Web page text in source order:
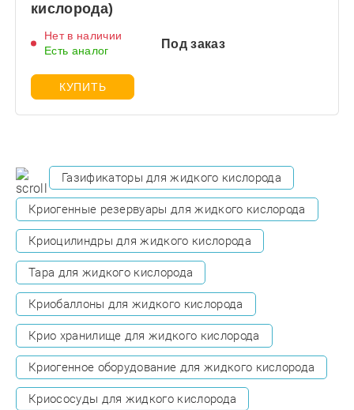
кислорода)
Нет в наличии
Есть аналог
Под заказ
КУПИТЬ
Газификаторы для жидкого кислорода
Криогенные резервуары для жидкого кислорода
Криоцилиндры для жидкого кислорода
Тара для жидкого кислорода
Криобаллоны для жидкого кислорода
Крио хранилище для жидкого кислорода
Криогенное оборудование для жидкого кислорода
Криососуды для жидкого кислорода